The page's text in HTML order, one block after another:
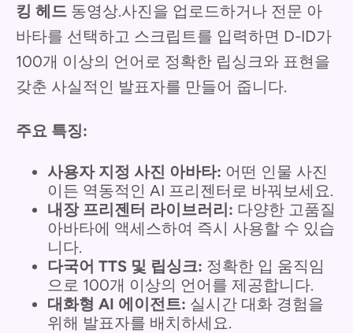
킹 헤드 동영상.사진을 업로드하거나 전문 아
바타를 선택하고 스크립트를 입력하면 D-ID가
100개 이상의 언어로 정확한 립싱크와 표현을
갖춘 사실적인 발표자를 만들어 줍니다.
주요 특징:
사용자 지정 사진 아바타: 어떤 인물 사진
이든 역동적인 AI 프리젠터로 바꿔보세요.
내장 프리젠터 라이브러리: 다양한 고품질
아바타에 액세스하여 즉시 사용할 수 있습
니다.
다국어 TTS 및 립싱크: 정확한 입 움직임
으로 100개 이상의 언어를 제공합니다.
대화형 AI 에이전트: 실시간 대화 경험을
위해 발표자를 배치하세요.